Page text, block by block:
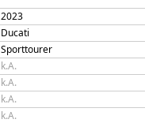
2023
Ducati
Sporttourer
k.A.
k.A.
k.A.
k.A.